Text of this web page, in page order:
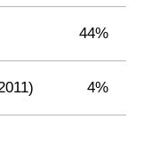
44%
4%